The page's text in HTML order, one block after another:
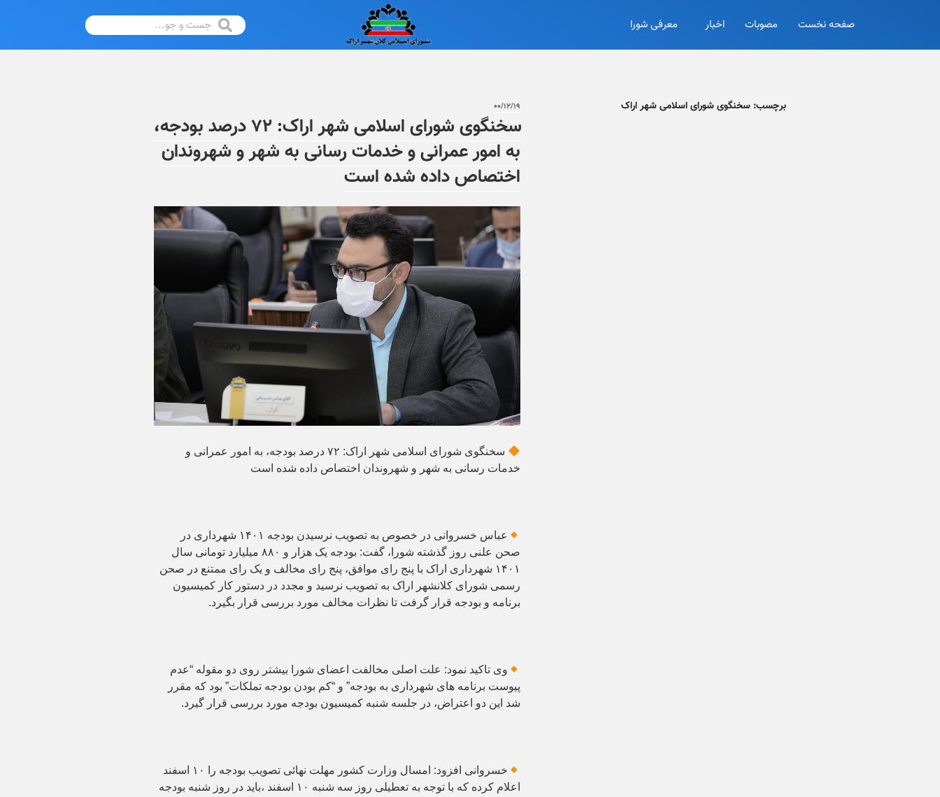
صفحه نخست مصوبات اخبار معرفی شورا
برچسب: سخنگوی شورای اسلامی شهر اراک ۰۰/۱۲/۱۹
سخنگوی شورای اسلامی شهر اراک: ۷۲ درصد بودجه،
به امور عمرانی و خدمات رسانی به شهر و شهروندان
اختصاص داده شده است
سخنگوی شورای اسلامی شهر اراک: ۷۲ درصد بودجه، به امور عمرانی و
خدمات رسانی به شهر و شهروندان اختصاص داده شده است
عباس خسروانی در خصوص به تصویب نرسیدن بودجه ۱۴۰۱ شهرداری در
صحن علنی روز گذشته شورا، گفت: بودجه یک هزار و ۸۸۰ میلیارد تومانی سال
۱۴۰۱ شهرداری اراک با پنج رای موافق، پنج رای مخالف و یک رای ممتنع در صحن
رسمی شورای کلانشهر اراک به تصویب نرسید و مجدد در دستور کار کمیسیون
برنامه و بودجه قرار گرفت تا نظرات مخالف مورد بررسی قرار بگیرد.
وی تاکید نمود: علت اصلی مخالفت اعضای شورا بیشتر روی دو مقوله “عدم
پیوست برنامه های شهرداری به بودجه” و “کم بودن بودجه تملکات” بود که مقرر
شد این دو اعتراض، در جلسه شنبه کمیسیون بودجه مورد بررسی قرار گیرد.
خسروانی افزود: امسال وزارت کشور مهلت نهائی تصویب بودجه را ۱۰ اسفند
اعلام کرده که با توجه به تعطیلی روز سه شنبه ۱۰ اسفند ،باید در روز شنبه بودجه